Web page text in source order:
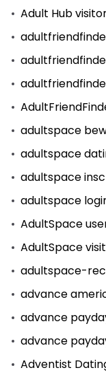
Adult Hub
adultspace
adultspace
adultspace
adultspace
AdultSpace
AdultSpace
adultspace-
advance
advance
advance
Adventist